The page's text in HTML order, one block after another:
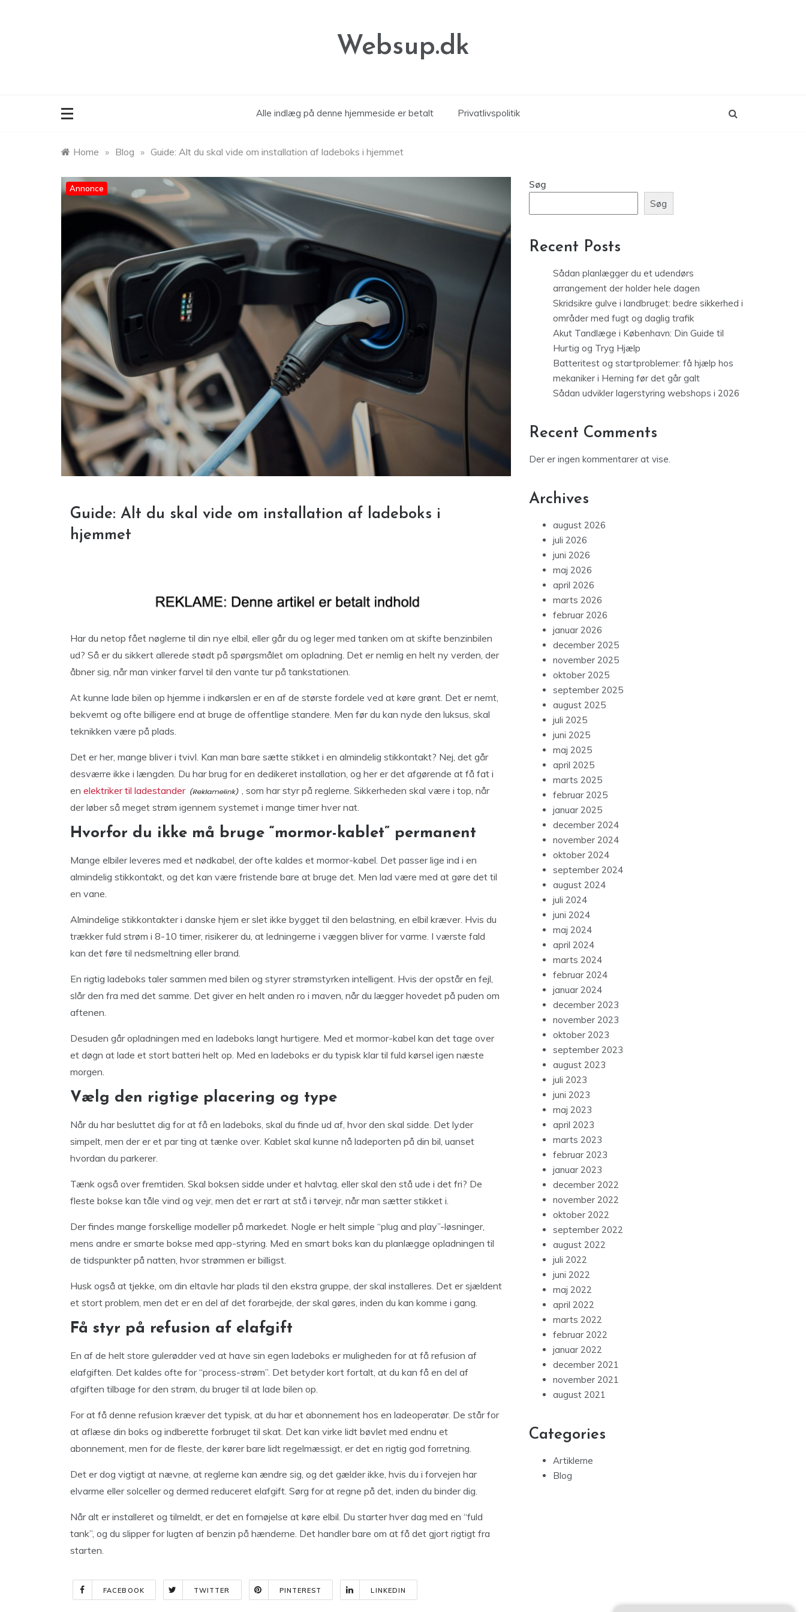
Websup.dk
Alle indlæg på denne hjemmeside er betalt Privatlivspolitik
Home » Blog » Guide: Alt du skal vide om installation af ladeboks i hjemmet
Annonce
Guide: Alt du skal vide om installation af ladeboks i
hjemmet
Har du netop fået nøglerne til din nye elbil, eller går du og leger med tanken om at skifte benzinbilen
ud? Så er du sikkert allerede stødt på spørgsmålet om opladning. Det er nemlig en helt ny verden, der
åbner sig, når man vinker farvel til den vante tur på tankstationen.
At kunne lade bilen op hjemme i indkørslen er en af de største fordele ved at køre grønt. Det er nemt,
bekvemt og ofte billigere end at bruge de offentlige standere. Men før du kan nyde den luksus, skal
teknikken være på plads.
Det er her, mange bliver i tvivl. Kan man bare sætte stikket i en almindelig stikkontakt? Nej, det går
desværre ikke i længden. Du har brug for en dedikeret installation, og her er det afgørende at få fat i
en elektriker til ladestander
, som har styr på reglerne. Sikkerheden skal være i top, når
der løber så meget strøm igennem systemet i mange timer hver nat.
Hvorfor du ikke må bruge “mormor-kablet” permanent
Mange elbiler leveres med et nødkabel, der ofte kaldes et mormor-kabel. Det passer lige ind i en
almindelig stikkontakt, og det kan være fristende bare at bruge det. Men lad være med at gøre det til
en vane.
Almindelige stikkontakter i danske hjem er slet ikke bygget til den belastning, en elbil kræver. Hvis du
trækker fuld strøm i 8-10 timer, risikerer du, at ledningerne i væggen bliver for varme. I værste fald
kan det føre til nedsmeltning eller brand.
En rigtig ladeboks taler sammen med bilen og styrer strømstyrken intelligent. Hvis der opstår en fejl,
slår den fra med det samme. Det giver en helt anden ro i maven, når du lægger hovedet på puden om
aftenen.
Desuden går opladningen med en ladeboks langt hurtigere. Med et mormor-kabel kan det tage over
et døgn at lade et stort batteri helt op. Med en ladeboks er du typisk klar til fuld kørsel igen næste
morgen.
Vælg den rigtige placering og type
Når du har besluttet dig for at få en ladeboks, skal du finde ud af, hvor den skal sidde. Det lyder
simpelt, men der er et par ting at tænke over. Kablet skal kunne nå ladeporten på din bil, uanset
hvordan du parkerer.
Tænk også over fremtiden. Skal boksen sidde under et halvtag, eller skal den stå ude i det fri? De
fleste bokse kan tåle vind og vejr, men det er rart at stå i tørvejr, når man sætter stikket i.
Der findes mange forskellige modeller på markedet. Nogle er helt simple “plug and play”-løsninger,
mens andre er smarte bokse med app-styring. Med en smart boks kan du planlægge opladningen til
de tidspunkter på natten, hvor strømmen er billigst.
Husk også at tjekke, om din eltavle har plads til den ekstra gruppe, der skal installeres. Det er sjældent
et stort problem, men det er en del af det forarbejde, der skal gøres, inden du kan komme i gang.
Få styr på refusion af elafgift
En af de helt store gulerødder ved at have sin egen ladeboks er muligheden for at få refusion af
elafgiften. Det kaldes ofte for “process-strøm”. Det betyder kort fortalt, at du kan få en del af
afgiften tilbage for den strøm, du bruger til at lade bilen op.
For at få denne refusion kræver det typisk, at du har et abonnement hos en ladeoperatør. De står for
at aflæse din boks og indberette forbruget til skat. Det kan virke lidt bøvlet med endnu et
abonnement, men for de fleste, der kører bare lidt regelmæssigt, er det en rigtig god forretning.
Det er dog vigtigt at nævne, at reglerne kan ændre sig, og det gælder ikke, hvis du i forvejen har
elvarme eller solceller og dermed reduceret elafgift. Sørg for at regne på det, inden du binder dig.
Når alt er installeret og tilmeldt, er det en fornøjelse at køre elbil. Du starter hver dag med en “fuld
tank”, og du slipper for lugten af benzin på hænderne. Det handler bare om at få det gjort rigtigt fra
starten.
FACEBOOK TWITTER PINTEREST LINKEDIN
Søg
Søg
Recent Posts
Sådan planlægger du et udendørs
arrangement der holder hele dagen
Skridsikre gulve i landbruget: bedre sikkerhed i
områder med fugt og daglig trafik
Akut Tandlæge i København: Din Guide til
Hurtig og Tryg Hjælp
Batteritest og startproblemer: få hjælp hos
mekaniker i Herning før det går galt
Sådan udvikler lagerstyring webshops i 2026
Recent Comments
Der er ingen kommentarer at vise.
Archives
august 2026
juli 2026
juni 2026
maj 2026
april 2026
marts 2026
februar 2026
januar 2026
december 2025
november 2025
oktober 2025
september 2025
august 2025
juli 2025
juni 2025
maj 2025
april 2025
marts 2025
februar 2025
januar 2025
december 2024
november 2024
oktober 2024
september 2024
august 2024
juli 2024
juni 2024
maj 2024
april 2024
marts 2024
februar 2024
januar 2024
december 2023
november 2023
oktober 2023
september 2023
august 2023
juli 2023
juni 2023
maj 2023
april 2023
marts 2023
februar 2023
januar 2023
december 2022
november 2022
oktober 2022
september 2022
august 2022
juli 2022
juni 2022
maj 2022
april 2022
marts 2022
februar 2022
januar 2022
december 2021
november 2021
august 2021
Categories
Artiklerne
Blog